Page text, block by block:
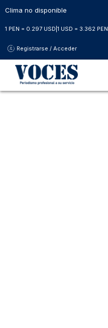
Clima no disponible
1 PEN = 0.297 USD 1 USD = 3.362 PEN
Registrarse / Acceder